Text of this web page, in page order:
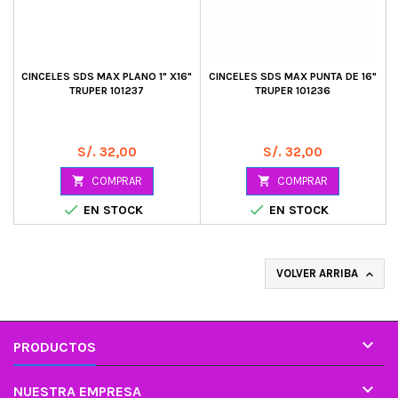
CINCELES SDS MAX PLANO 1" X16"
TRUPER 101237
Precio
S/. 32,00
 COMPRAR
 EN STOCK
CINCELES SDS MAX PUNTA DE 16"
TRUPER 101236
Precio
S/. 32,00
 COMPRAR
 EN STOCK
VOLVER ARRIBA 
PRODUCTOS 
NUESTRA EMPRESA 